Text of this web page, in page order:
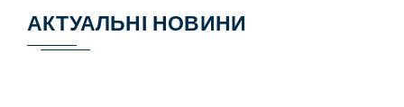
АКТУАЛЬНІ НОВИНИ